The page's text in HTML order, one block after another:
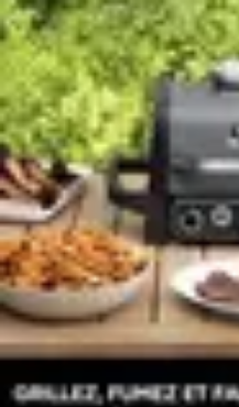
Poissons Frais
Guide d'achatAchat et Sélection
d'Achat Recettes
Poissons Frais